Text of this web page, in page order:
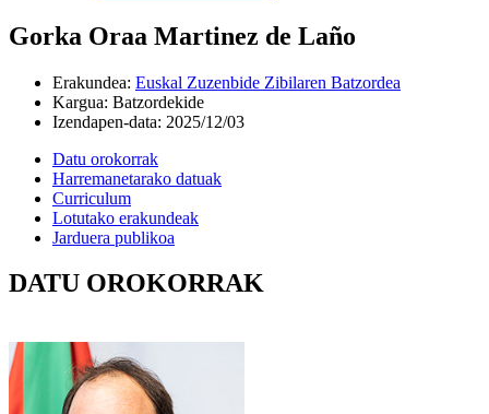
Gorka Oraa Martinez de Laño
Erakundea: Euskal Zuzenbide Zibilaren Batzordea
Kargua: Batzordekide
Izendapen-data: 2025/12/03
Datu orokorrak
Harremanetarako datuak
Curriculum
Lotutako erakundeak
Jarduera publikoa
DATU OROKORRAK